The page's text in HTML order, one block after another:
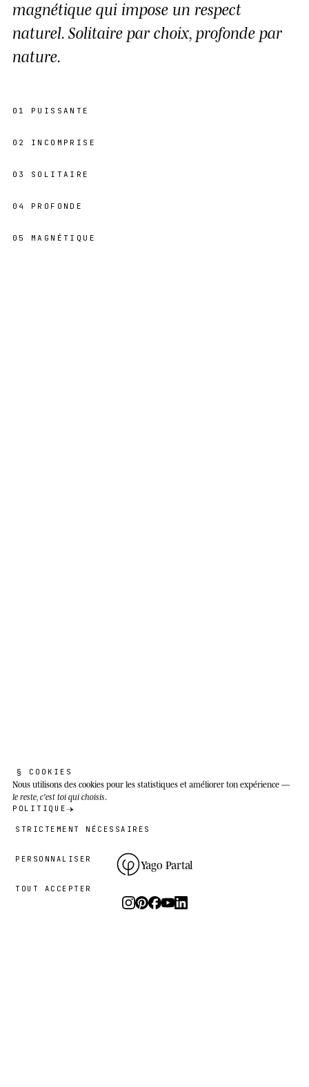
magnétique qui impose un respect
naturel. Solitaire par choix, profonde par
nature.
01 PUISSANTE
02 INCOMPRISE
03 SOLITAIRE
04 PROFONDE
05 MAGNÉTIQUE
Yago Partal
§ COOKIES
Nous utilisons des cookiespour les statistiques et améliorer ton expérience —
le reste, c'est toi qui choisis.
POLITIQUE
STRICTEMENT NÉCESSAIRES
PERSONNALISER
TOUT ACCEPTER